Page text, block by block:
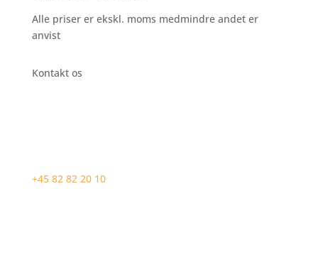
Alle priser er ekskl. moms medmindre andet er
anvist
Kontakt os
+45 82 82 20 10